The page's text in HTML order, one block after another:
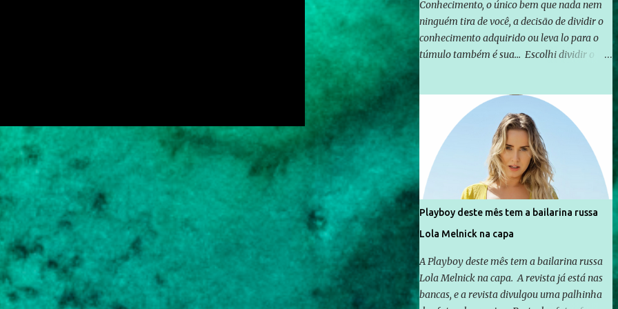
Conhecimento, o único bem que nada nem
ninguém tira de você, a decisão de dividir o
conhecimento adquirido ou leva lo para o
túmulo também é sua... Escolhi dividir o
mais e mais pessoas terem acesso a
educação e ao conhecimento. Não sou
Professor, a mais nobre das profissões, mas
tento ser um empreendedor da
comunicação, que além de informação
cotidiana, corriqueira e cada vez mais
preocupantes, do tipo que você já esta
acostumado a ver neste espaço, vou
trabalhar a ideia que possibilite distribuir
consistente a riqueza do conhecimento...
Exemplo: o cidadão brasileiro não precisa só
ser informado sobre operações da Lava Jato,
Playboy deste mês tem a bailarina russa
Lola Melnick na capa
A Playboy deste mês tem a bailarina russa
Lola Melnick na capa. A revista já está nas
bancas, e a revista divulgou uma palhinha